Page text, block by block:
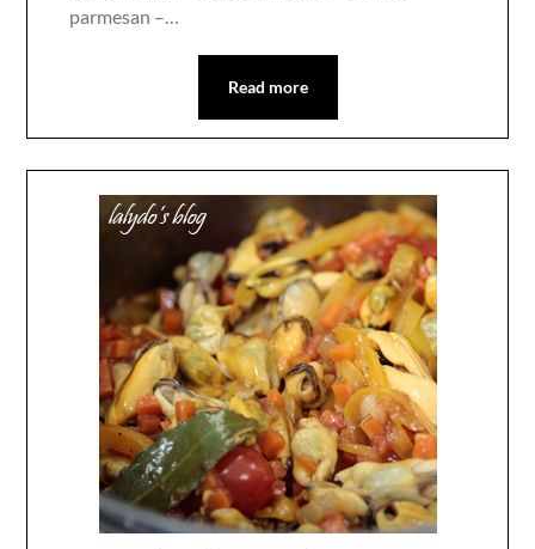
parmesan –…
Read more